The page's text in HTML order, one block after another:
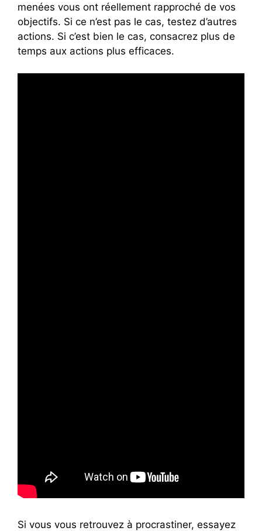
menées vous ont réellement rapproché de vos
objectifs. Si ce n’est pas le cas, testez d’autres
actions. Si c’est bien le cas, consacrez plus de
temps aux actions plus efficaces.
Si vous vous retrouvez à procrastiner, essayez